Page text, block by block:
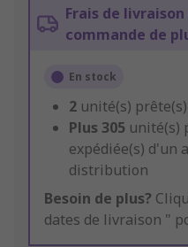
Frais de
commande de
En stock
2 unité(s)
Plus 305 unité(s)
expédiée(s) d'un
distribution
Besoin de plus?
dates de livraison "